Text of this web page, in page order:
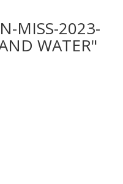
MISS-2023-
WATER"